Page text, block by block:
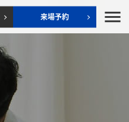
来場予約 menu